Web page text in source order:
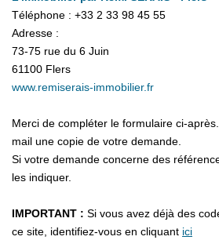
Assurance
Extranet
NOS
Téléphone : +33 2 33 98 45 55
Adresse :
73-75 rue du 6 Juin
61100 Flers
www.remiserais-immobilier.fr
Merci de compléter le formulaire ci-
mail une copie de votre demande.
Si votre demande concerne des
les indiquer.
IMPORTANT : Si vous avez déjà des
ce site, identifiez-vous en cliquant ici